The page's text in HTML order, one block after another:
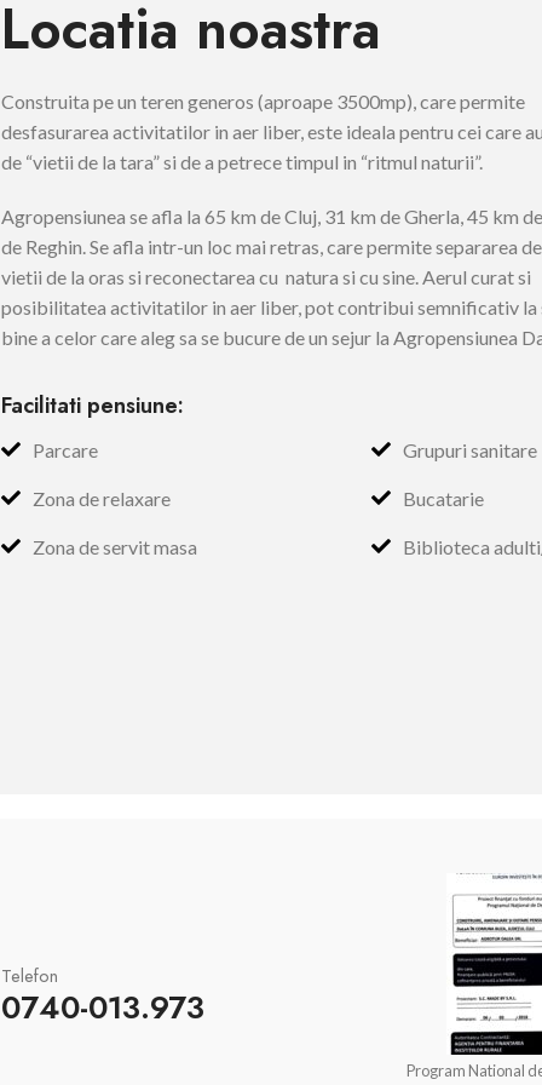
Locatia noastra
Construita pe un teren generos (aproape 3500mp), care permite
desfasurarea activitatilor in aer liber, este ideala pentru cei care
de “vietii de la tara” si de a petrece timpul in “ritmul naturii”.
Agropensiunea se afla la 65 km de Cluj, 31 km de Gherla, 45 km
de Reghin. Se afla intr-un loc mai retras, care permite separarea
vietii de la oras si reconectarea cu natura si cu sine. Aerul curat si
posibilitatea activitatilor in aer liber, pot contribui semnificativ la
bine a celor care aleg sa se bucure de un sejur la Agropensiunea
Facilitati pensiune:
Parcare
Zona de relaxare
Zona de servit masa
Grupuri sanitare
Bucatarie
Biblioteca
Telefon
0740-013.973
Program National